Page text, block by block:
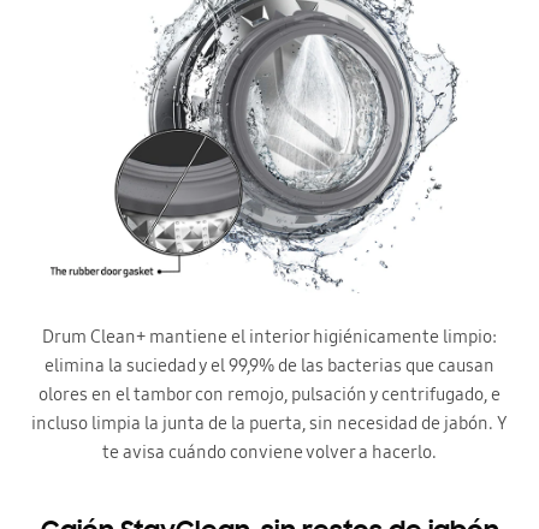
Drum Clean+ mantiene el interior higiénicamente limpio:
elimina la suciedad y el 99,9% de las bacterias que causan
olores en el tambor con remojo, pulsación y centrifugado, e
incluso limpia la junta de la puerta, sin necesidad de jabón. Y
te avisa cuándo conviene volver a hacerlo.